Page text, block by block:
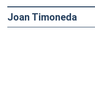
Joan Timoneda